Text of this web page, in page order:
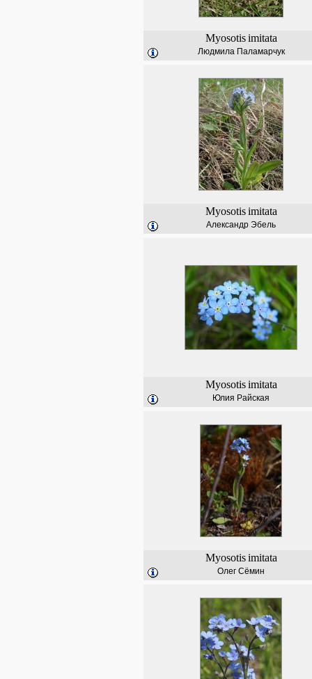
Myosotis imitata
Людмила Паламарчук
Myosotis imitata
Александр Эбель
Myosotis imitata
Юлия Райская
Myosotis imitata
Олег Сёмин